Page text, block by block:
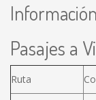
Pasajes a
Ruta